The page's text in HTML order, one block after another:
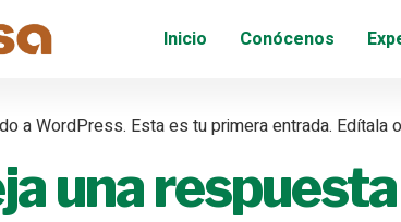
Inicio Conócenos
a WordPress. Esta es tu primera entrada. Edítala
una respuesta